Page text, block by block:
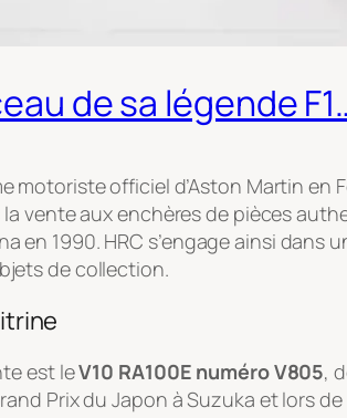
de sa légende
motoriste officiel d’Aston Martin en
vente aux enchères de pièces
en 1990. HRC s’engage ainsi dans
de collection.
est leV10 RA100E numéro V805,
Prix du Japon à Suzuka et lors